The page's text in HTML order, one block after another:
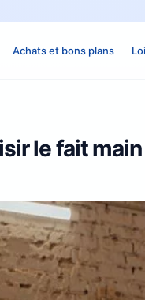
Achats et bons plans
le fait